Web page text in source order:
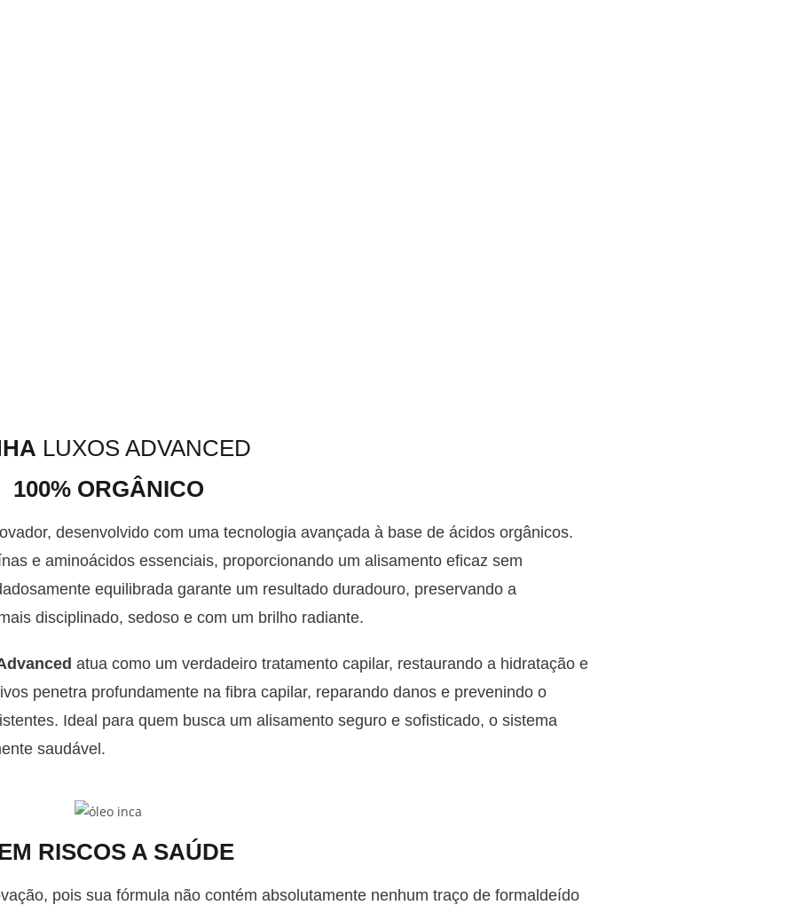
LUXOS ADVANCED
100% ORGÂNICO
desenvolvido com uma tecnologia avançada à base de ácidos orgânicos.
e aminoácidos essenciais, proporcionando um alisamento eficaz sem
equilibrada garante um resultado duradouro, preservando a
disciplinado, sedoso e com um brilho radiante.
atua como um verdadeiro tratamento capilar, restaurando a hidratação e
penetra profundamente na fibra capilar, reparando danos e prevenindo o
Ideal para quem busca um alisamento seguro e sofisticado, o sistema
saudável.
RISCOS A SAÚDE
pois sua fórmula não contém absolutamente nenhum traço de formaldeído